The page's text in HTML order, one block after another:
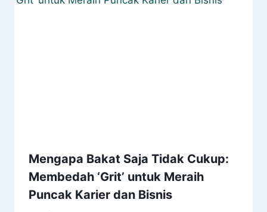
Mengapa Bakat Saja Tidak Cukup:
Membedah ‘Grit’ untuk Meraih
Puncak Karier dan Bisnis